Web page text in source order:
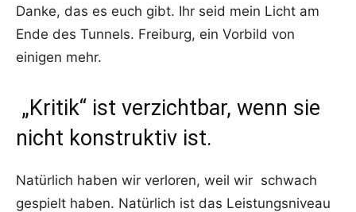
Danke, das es euch gibt. Ihr seid mein Licht am
Ende des Tunnels. Freiburg, ein Vorbild von
einigen mehr.
„Kritik“ ist verzichtbar, wenn sie
nicht konstruktiv ist.
Natürlich haben wir verloren, weil wir schwach
gespielt haben. Natürlich ist das Leistungsniveau